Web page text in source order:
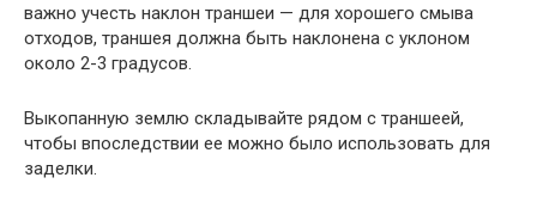
важно учесть наклон траншеи — для хорошего смыва
отходов, траншея должна быть наклонена с уклоном
около 2-3 градусов.
Выкопанную землю складывайте рядом с траншеей,
чтобы впоследствии ее можно было использовать для
заделки.